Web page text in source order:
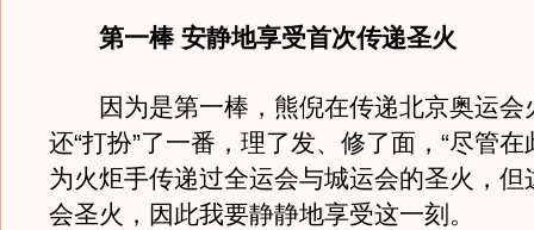
第一棒 安静地享受首次传递圣火
因为是第一棒，熊倪在传递北京奥运会
还“打扮”了一番，理了发、修了面，“尽管
为火炬手传递过全运会与城运会的圣火，但
会圣火，因此我要静静地享受这一刻。